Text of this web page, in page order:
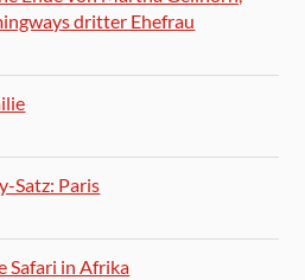
dritter Ehefrau
Satz: Paris
Safari in Afrika